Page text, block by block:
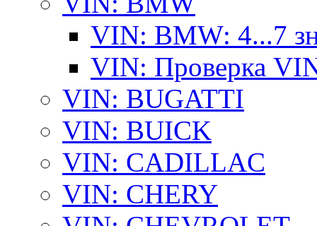
VIN: BMW: 4...7
VIN: Проверка
VIN: BUGATTI
VIN: BUICK
VIN: CADILLAC
VIN: CHERY